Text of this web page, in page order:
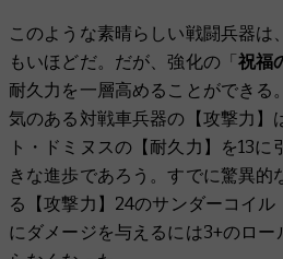
このような素晴らしい戦闘兵器は
もいほどだ。だが、強化の「祝福
耐久力を一層高めることができる
気のある対戦車兵器の【攻撃力】
ト・ドミヌスの【耐久力】を13
きな進歩であろう。すでに驚異的
る【攻撃力】24のサンダーコイ
にダメージを与えるには3+のロ